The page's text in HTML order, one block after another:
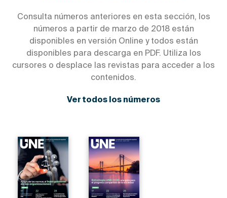
Consulta números anteriores en esta sección, los
números a partir de marzo de 2018 están
disponibles en versión Online y todos están
disponibles para descarga en PDF. Utiliza los
cursores o desplace las revistas para acceder a los
contenidos.
Ver todos los números